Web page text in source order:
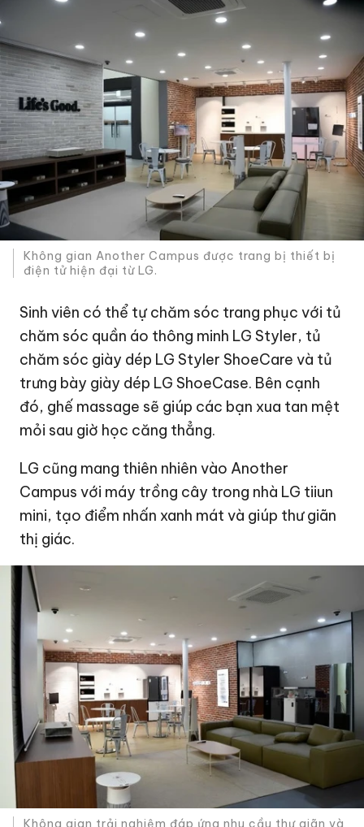
Không gian Another Campus được trang bị thiết bị
điện tử hiện đại từ LG.
Sinh viên có thể tự chăm sóc trang phục với tủ
chăm sóc quần áo thông minh LG Styler, tủ
chăm sóc giày dép LG Styler ShoeCare và tủ
trưng bày giày dép LG ShoeCase. Bên cạnh
đó, ghế massage sẽ giúp các bạn xua tan mệt
mỏi sau giờ học căng thẳng.
LG cũng mang thiên nhiên vào Another
Campus với máy trồng cây trong nhà LG tiiun
mini, tạo điểm nhấn xanh mát và giúp thư giãn
thị giác.